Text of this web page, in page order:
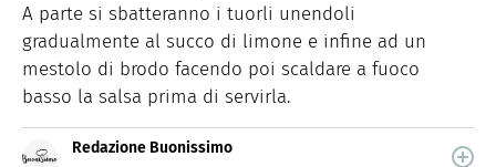
A parte si sbatteranno i tuorli unendoli
gradualmente al succo di limone e infine ad un
mestolo di brodo facendo poi scaldare a fuoco
basso la salsa prima di servirla.
Redazione Buonissimo